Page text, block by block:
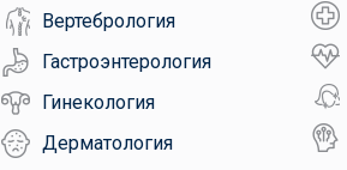
Вертебрология
Гастроэнтерология
Гинекология
Дерматология